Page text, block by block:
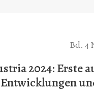
Bd. 4
2024: Erste
Entwicklungen